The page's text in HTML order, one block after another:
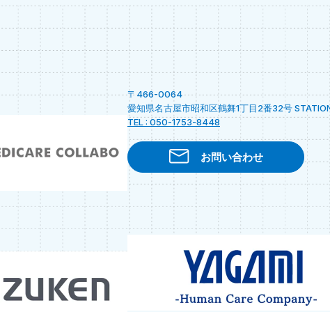
〒466-0064
愛知県名古屋市昭和区鶴舞1丁目2番32号
TEL : 050-1753-8448
お問い合わせ